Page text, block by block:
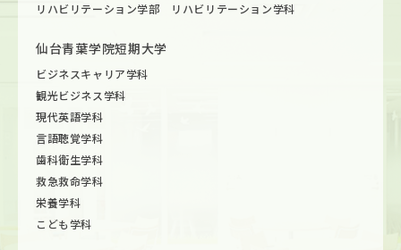
リハビリテーション学部 リハビリテーション学科
仙台青葉学院短期大学
ビジネスキャリア学科
観光ビジネス学科
現代英語学科
言語聴覚学科
歯科衛生学科
救急救命学科
栄養学科
こども学科